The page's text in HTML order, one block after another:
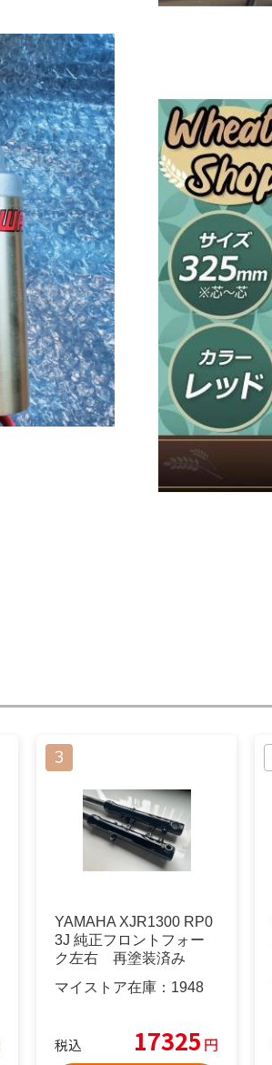
YAMAHA XJR1300 RP0
3J 純正フロントフォー
ク左右 再塗装済み
マイストア在庫： 1948
税込 17325 円